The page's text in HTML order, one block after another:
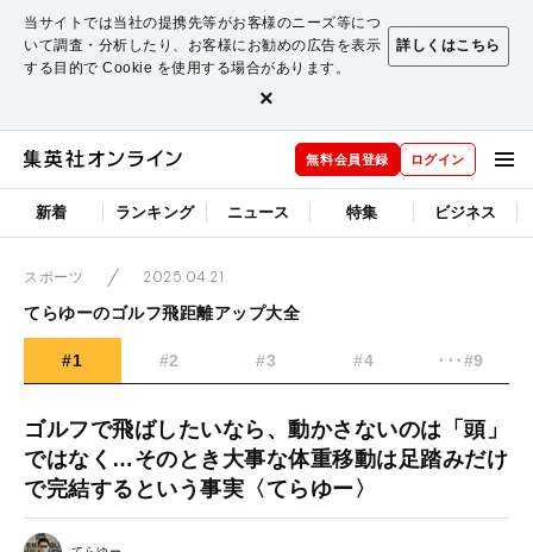
当サイトでは当社の提携先等がお客様のニーズ等につ
いて調査・分析したり、お客様にお勧めの広告を表示
する目的で Cookie を使用する場合があります。
詳しくはこちら
×
無料会員登録 ログイン
新着 ランキング ニュース 特集 ビジネス
スポーツ
2025.04.21
てらゆーのゴルフ飛距離アップ大全
#1 #2 #3 #4 ･･･#9
ゴルフで飛ばしたいなら、動かさないのは「頭」
ではなく…そのとき大事な体重移動は足踏みだけ
で完結するという事実〈てらゆー〉